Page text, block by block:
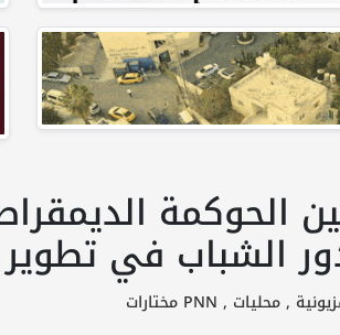
الشباب في تطوير
,محليات , PNN مختارات